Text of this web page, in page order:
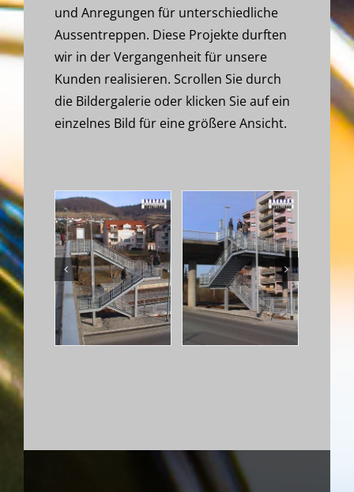
und Anregungen für unterschiedliche
Aussentreppen. Diese Projekte durften
wir in der Vergangenheit für unsere
Kunden realisieren. Scrollen Sie durch
die Bildergalerie oder klicken Sie auf ein
einzelnes Bild für eine größere Ansicht.